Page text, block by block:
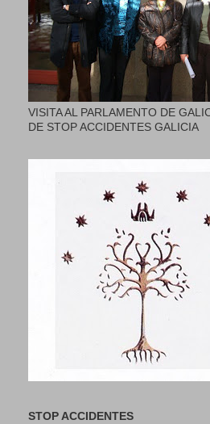
VISITA AL PARLAMENTO DE
DE STOP ACCIDENTES GALICIA
STOP ACCIDENTES